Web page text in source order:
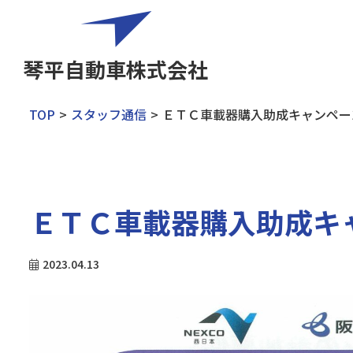
琴平自動車株式会社
TOP スタッフ通信 ＥＴＣ車載器購入助成キャンペ
ＥＴＣ車載器購入助成
2023.04.13